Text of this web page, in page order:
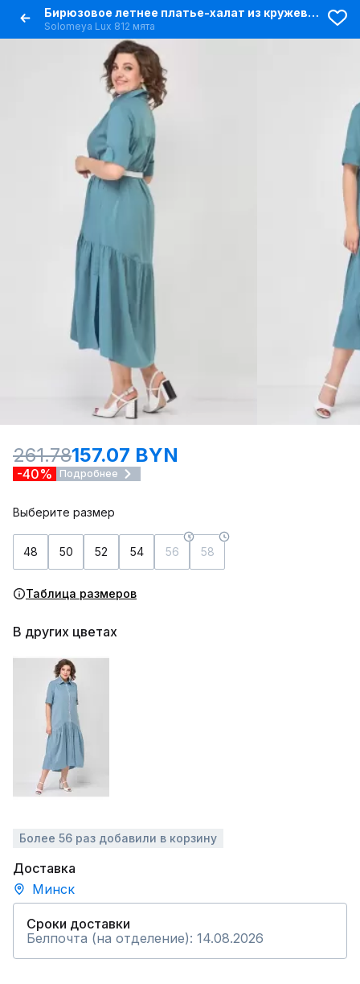
Бирюзовое летнее платье-халат из кружевного текстиля в стиле бохо
Solomeya Lux 812 мята
261.78157.07 BYN
-40% Подробнее
Выберите размер
48 50 52 54 56 58
Таблица размеров
В других цветах
Более 56 раз добавили в корзину
Доставка
Минск
Сроки доставки
Белпочта (на отделение): 14.08.2026